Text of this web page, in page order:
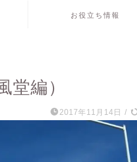
お役立ち情報
編）
2017年11月14日 /